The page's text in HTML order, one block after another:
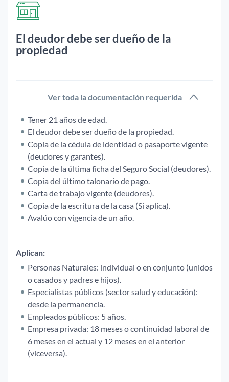
El deudor debe serdueño de la
propiedad
Ver toda la documentación requerida
Tener 21 años de edad.
El deudor debe ser dueño de la propiedad.
Copia de la cédula de identidad o pasaporte vigente
(deudores y garantes).
Copia de la última ficha del Seguro Social (deudores).
Copia del último talonario de pago.
Carta de trabajo vigente (deudores).
Copia de la escritura de la casa (Si aplica).
Avalúo con vigencia de un año.
Aplican:
Personas Naturales: individual o en conjunto (unidos
o casados y padres e hijos).
Especialistas públicos (sector salud y educación):
desde la permanencia.
Empleados públicos: 5 años.
Empresa privada: 18 meses o continuidad laboral de
6 meses en el actual y 12 meses en el anterior
(viceversa).